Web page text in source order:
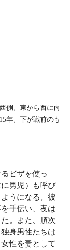
側。東から西に向
年、下が戦前のも
ビザを使っ
男児）も呼び
うになる。彼
手伝い、夜は
。また、順次
身男性たちは
性を妻として